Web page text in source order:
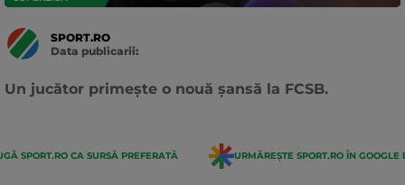
SPORT.RO
Data publicarii:
Un jucător primește o nouă șansă la FCSB.
SPORT.RO CA SURSĂ PREFERATĂ URMĂREȘTE SPORT.RO ÎN GOOGLE